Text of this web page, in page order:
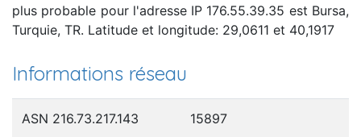
plus probable pour l'adresse IP 176.55.39.35 est Bursa,
Turquie, TR. Latitude et longitude: 29,0611 et 40,1917
Informations réseau
ASN 216.73.217.143 15897